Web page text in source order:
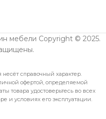
мебели Copyright © 2025.
справочный характер.
офертой, определяемой
товара удостоверьтесь во всех
и условиях его эксплуатации.